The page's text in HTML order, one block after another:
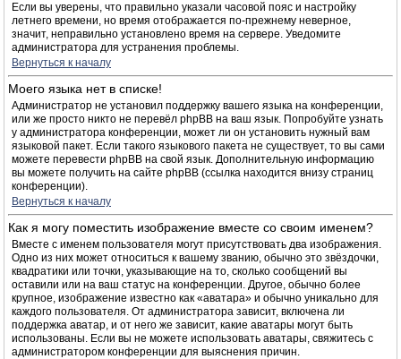
Если вы уверены, что правильно указали часовой пояс и настройку
летнего времени, но время отображается по-прежнему неверное,
значит, неправильно установлено время на сервере. Уведомите
администратора для устранения проблемы.
Вернуться к началу
Моего языка нет в списке!
Администратор не установил поддержку вашего языка на конференции,
или же просто никто не перевёл phpBB на ваш язык. Попробуйте узнать
у администратора конференции, может ли он установить нужный вам
языковой пакет. Если такого языкового пакета не существует, то вы сами
можете перевести phpBB на свой язык. Дополнительную информацию
вы можете получить на сайте phpBB (ссылка находится внизу страниц
конференции).
Вернуться к началу
Как я могу поместить изображение вместе со своим именем?
Вместе с именем пользователя могут присутствовать два изображения.
Одно из них может относиться к вашему званию, обычно это звёздочки,
квадратики или точки, указывающие на то, сколько сообщений вы
оставили или на ваш статус на конференции. Другое, обычно более
крупное, изображение известно как «аватара» и обычно уникально для
каждого пользователя. От администратора зависит, включена ли
поддержка аватар, и от него же зависит, какие аватары могут быть
использованы. Если вы не можете использовать аватары, свяжитесь с
администратором конференции для выяснения причин.